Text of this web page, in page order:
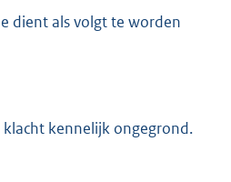
dient als volgt te worden
kennelijk ongegrond.